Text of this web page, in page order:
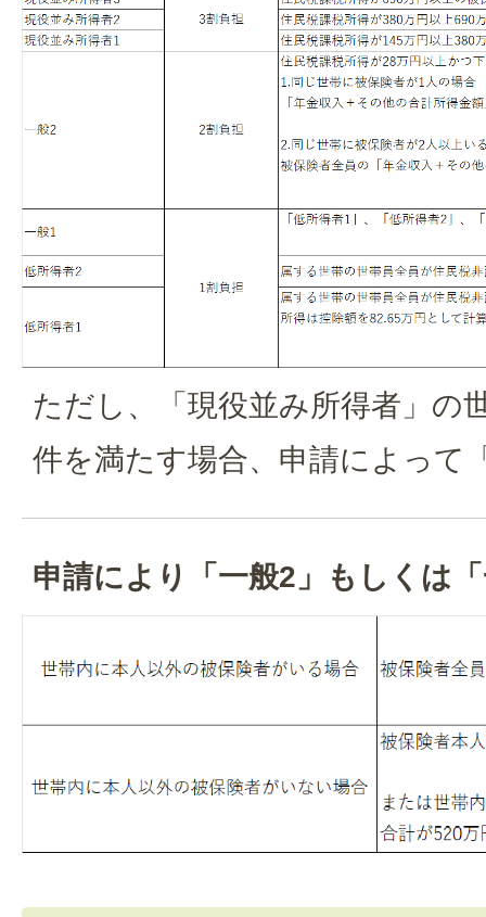
ただし、「現役並み所得者」の
件を満たす場合、申請によって
申請により「一般2」もしくは